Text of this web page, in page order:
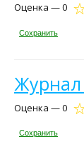
Оценка — 0
Сохранить
Журнал
Оценка — 0
Сохранить